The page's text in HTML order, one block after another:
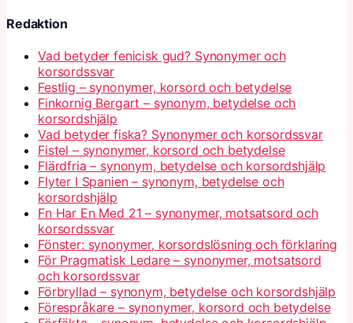
Redaktion
Vad betyder fenicisk gud? Synonymer och
korsordssvar
Festlig – synonymer, korsord och betydelse
Finkornig Bergart – synonym, betydelse och
korsordshjälp
Vad betyder fiska? Synonymer och korsordssvar
Fistel – synonymer, korsord och betydelse
Flärdfria – synonym, betydelse och korsordshjälp
Flyter I Spanien – synonym, betydelse och
korsordshjälp
Fn Har En Med 21 – synonymer, motsatsord och
korsordssvar
Fönster: synonymer, korsordslösning och förklaring
För Pragmatisk Ledare – synonymer, motsatsord
och korsordssvar
Förbryllad – synonym, betydelse och korsordshjälp
Förespråkare – synonymer, korsord och betydelse